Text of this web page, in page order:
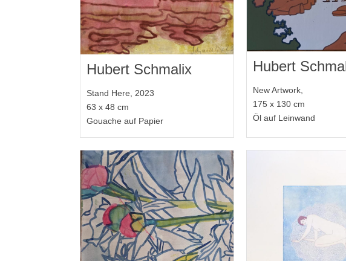
Hubert Schmalix
Stand Here, 2023
63 x 48 cm
Gouache auf Papier
Hubert
New Artwork,
175 x 130 cm
Öl auf Leinwand